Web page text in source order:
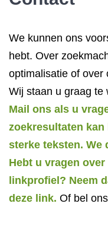
We kunnen ons
hebt. Over
optimalisatie of over
Wij staan u graag te
Mail ons als u
zoekresultaten
sterke teksten. We
Hebt u vragen
linkprofiel? Neem
deze link. Of bel